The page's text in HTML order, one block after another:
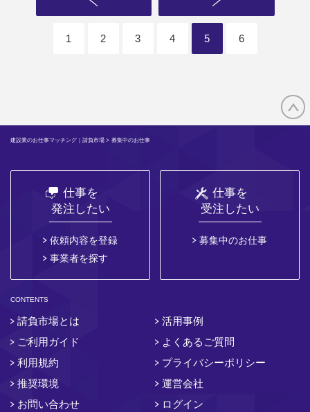
1 2 3 4 5 6
建設業のお仕事マッチング｜請負市場 > 募集中のお仕事
仕事を
発注したい
依頼内容を登録
事業者を探す
仕事を
受注したい
募集中のお仕事
CONTENTS
請負市場とは
活用事例
ご利用ガイド
よくあるご質問
利用規約
プライバシーポリシー
推奨環境
運営会社
お問い合わせ
ログイン